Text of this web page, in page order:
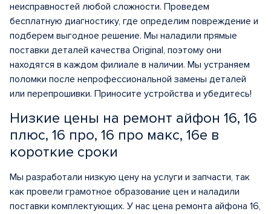
неисправностей любой сложности. Проведем
бесплатную диагностику, где определим повреждение и
подберем выгодное решение. Мы наладили прямые
поставки деталей качества Original, поэтому они
находятся в каждом филиале в наличии. Мы устраняем
поломки после непрофессиональной замены деталей
или перепрошивки. Приносите устройства и убедитесь!
Низкие цены на ремонт айфон 16, 16
плюс, 16 про, 16 про макс, 16е в
короткие сроки
Мы разработали низкую цену на услуги и запчасти, так
как провели грамотное образование цен и наладили
поставки комплектующих. У нас цена ремонта айфона 16,